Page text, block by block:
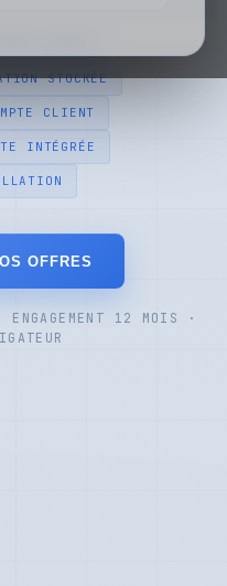
STOCKÉE
CLIENT
INTÉGRÉE
OFFRES
ENGAGEMENT 12 MOIS ·